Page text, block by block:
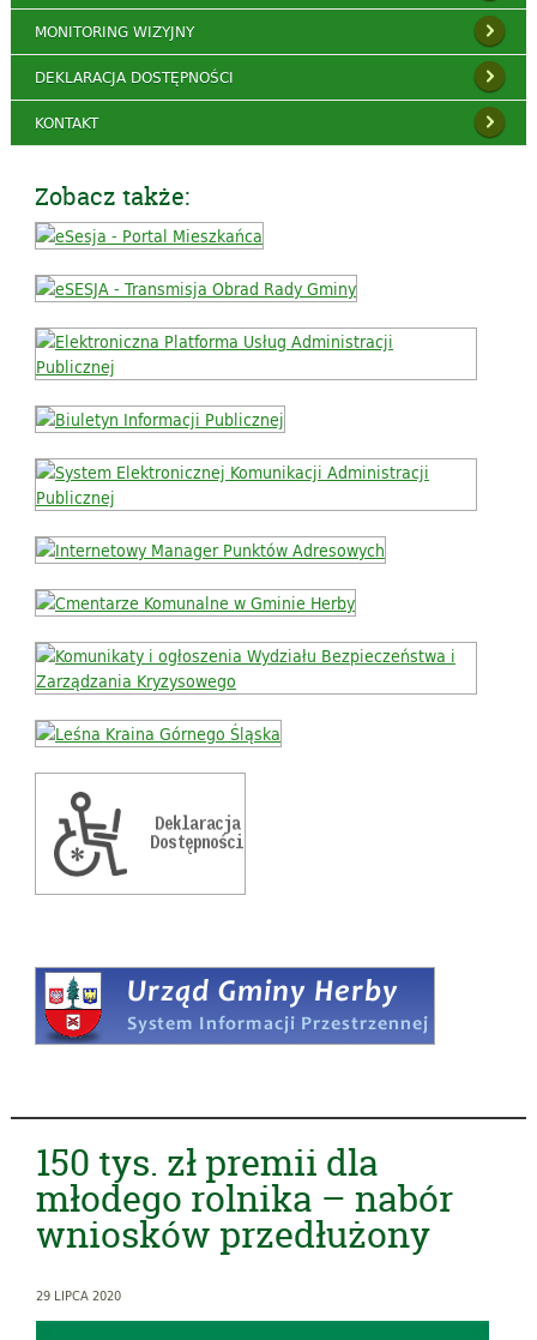
MONITORING WIZYJNY
DEKLARACJA DOSTĘPNOŚCI
KONTAKT
Zobacz także:
150 tys. zł premii dla
młodego rolnika – nabór
wniosków przedłużony
29 LIPCA 2020